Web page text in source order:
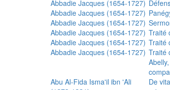
Abbadie Jacques (1654-1727)
Abbadie Jacques (1654-1727)
Abbadie Jacques (1654-1727)
Abbadie Jacques (1654-1727) Traité
Abbadie Jacques (1654-1727) Traité
Abbadie Jacques (1654-1727) Traité
Abu Al-Fida Isma'il ibn 'Ali
De